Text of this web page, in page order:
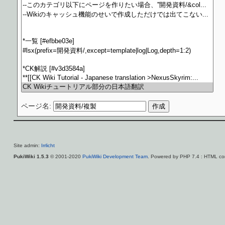
ページ名:
Site admin: Irrlicht
PukiWiki 1.5.3 © 2001-2020 PukiWiki Development Team. Powered by PHP 7.4 : HTML